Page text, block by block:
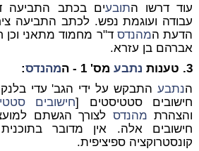
עוד דרשו התובעים בכתב התביעה
עבודה ועוגמת נפש. לכתב התביעה
הדעת המהנדס ד"ר מחמוד מתאני וכן
אברהם בן עזרא.
3. טענות
נתבעמס' 1 - ה מהנדס:
הנתבעהתבקש על ידי הגב' עדי
חישובים סטטיסטים [חישובים
והצהרת מהנדס לצורך הגשתם
חישובים אלה. אין מדובר
קונסטרוקציה ספיציפית.